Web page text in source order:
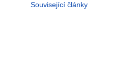
Související články